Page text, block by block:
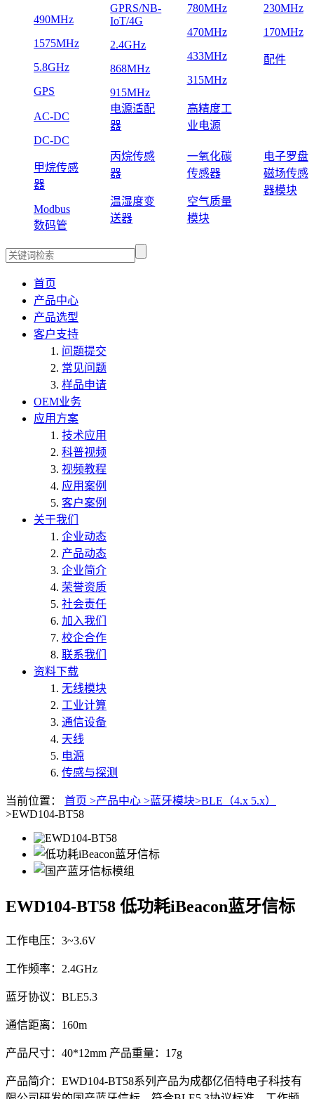
490MHz
1575MHz
5.8GHz
GPS
GPRS/NB-
IoT/4G
2.4GHz
868MHz
915MHz
780MHz
470MHz
433MHz
315MHz
230MHz
170MHz
配件
AC-DC
DC-DC
电源适配
器
高精度工
业电源
甲烷传感
器
Modbus
数码管
丙烷传感
器
温湿度变
送器
一氧化碳
传感器
空气质量
模块
电子罗盘
磁场传感
器模块
首页
产品中心
产品选型
客户支持
问题提交
常见问题
样品申请
OEM业务
应用方案
技术应用
科普视频
视频教程
应用案例
客户案例
关于我们
企业动态
产品动态
企业简介
荣誉资质
社会责任
加入我们
校企合作
联系我们
资料下载
无线模块
工业计算
通信设备
天线
电源
传感与探测
当前位置： 首页 >产品中心 >蓝牙模块>BLE（4.x 5.x）
>EWD104-BT58
EWD104-BT58 低功耗iBeacon蓝牙信标
工作电压：3~3.6V
工作频率：2.4GHz
蓝牙协议：BLE5.3
通信距离：160m
产品尺寸：40*12mm 产品重量：17g
产品简介：EWD104-BT58系列产品为成都亿佰特电子科技有